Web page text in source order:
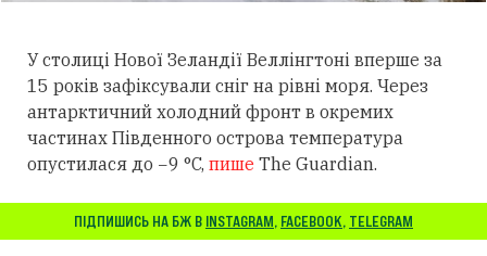
У столиці Нової Зеландії Веллінгтоні вперше за
15 років зафіксували сніг на рівні моря. Через
антарктичний холодний фронт в окремих
частинах Південного острова температура
опустилася до −9 °C, пише The Guardian.
ПІДПИШИСЬ НА БЖ В INSTAGRAM, FACEBOOK, TELEGRAM